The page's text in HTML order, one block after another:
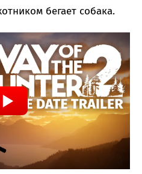
бегает собака.